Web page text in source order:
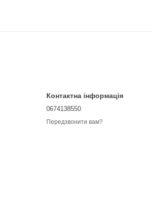
Контактна інформація
0674138550
Передзвонити вам?